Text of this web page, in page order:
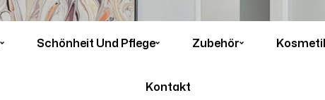
Schönheit Und Pflege Zubehör
Kontakt